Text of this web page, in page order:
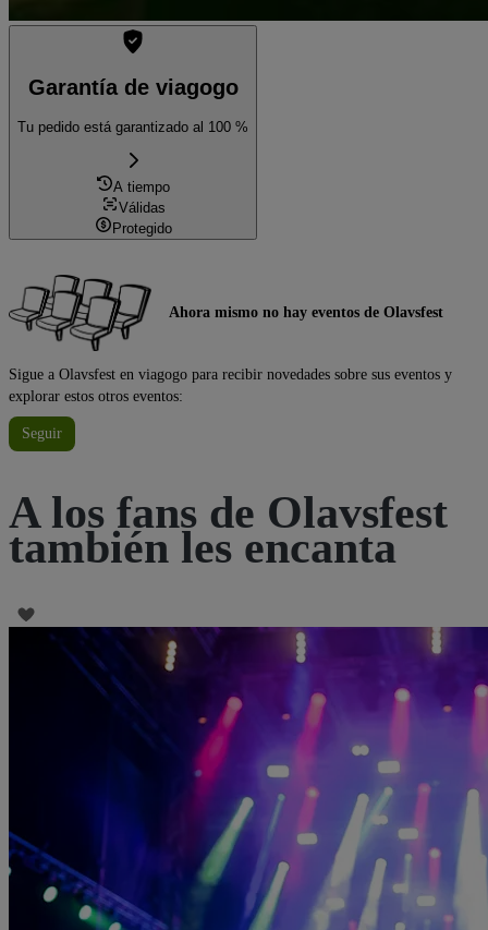
Garantía de viagogo
Tu pedido está garantizado al 100 %
A tiempo
Válidas
Protegido
Ahora mismo no hay eventos de Olavsfest
Sigue a Olavsfest en viagogo para recibir novedades sobre sus eventos y
explorar estos otros eventos:
Seguir
A los fans de Olavsfest
también les encanta